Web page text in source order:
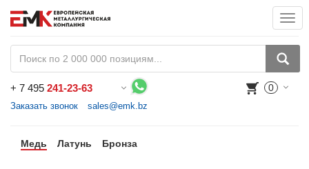
+ 7 495 241-23-63
Заказать звонок sales@emk.bz
0
Медь Латунь Бронза